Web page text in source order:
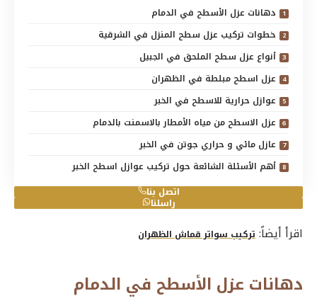
دهانات عزل الأسطح في الدمام
خطوات تركيب عزل سطح المنزل في الشرقية
أنواع عزل سطح الملحق في الجبيل
عزل اسطح مبلطة في الظهران
عوازل حرارية للاسطح في الخبر
عزل الاسطح من مياه الأمطار بالاسمنت بالدمام
عازل مائي و حراري جوتن في الخبر
أهم الأسئلة الشائعة حول تركيب عوازل اسطح الخبر
اتصل بنا
راسلنا
اقرأ أيضاً: تركيب سواتر قماش الظهران
دهانات عزل الأسطح في الدمام